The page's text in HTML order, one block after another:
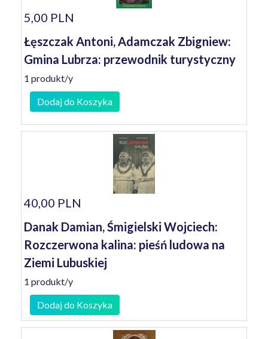
5,00 PLN
Łęszczak Antoni, Adamczak Zbigniew:
Gmina Lubrza: przewodnik turystyczny
1 produkt/y
Dodaj do Koszyka
40,00 PLN
Danak Damian, Śmigielski Wojciech:
Rozczerwona kalina: pieśń ludowa na
Ziemi Lubuskiej
1 produkt/y
Dodaj do Koszyka